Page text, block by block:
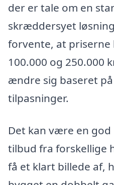
der er tale om en
skræddersyet
forvente, at priserne
100.000 og 250.000
ændre sig baseret
tilpasninger.
Det kan være en
tilbud fra forskellige
få et klart billede af,